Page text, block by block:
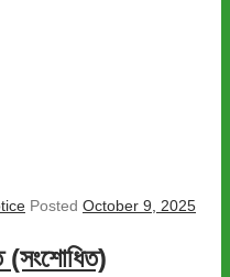
Posted October 9, 2025
(সংশোধিত)